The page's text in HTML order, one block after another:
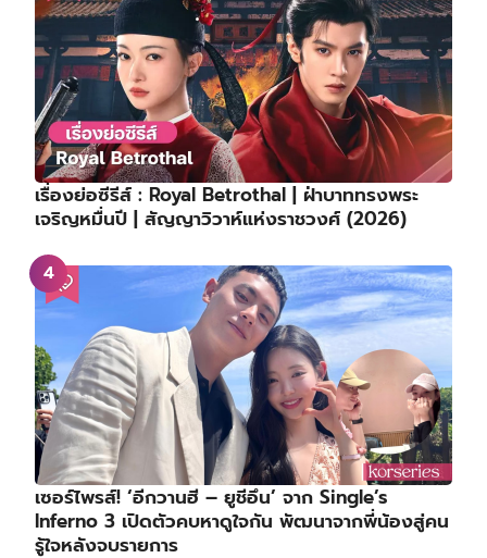
เรื่องย่อซีรีส์ : Royal Betrothal | ฝ่าบาททรงพระ
เจริญหมื่นปี | สัญญาวิวาห์แห่งราชวงศ์ (2026)
เซอร์ไพรส์! ‘อีกวานฮี – ยูชีอึน’ จาก Single’s
Inferno 3 เปิดตัวคบหาดูใจกัน พัฒนาจากพี่น้องสู่คน
รู้ใจหลังจบรายการ